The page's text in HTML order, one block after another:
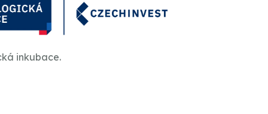
inkubace.